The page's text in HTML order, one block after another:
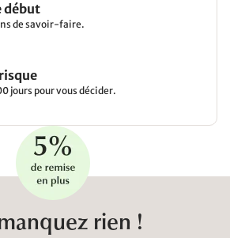
début
de savoir-faire.
jours pour vous décider.
rien !